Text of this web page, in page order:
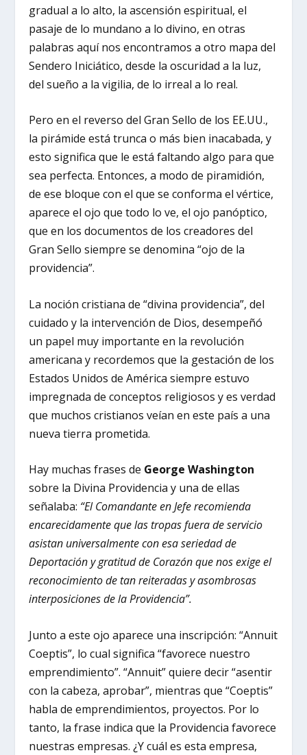
gradual a lo alto, la ascensión espiritual, el
pasaje de lo mundano a lo divino, en otras
palabras aquí nos encontramos a otro mapa del
Sendero Iniciático, desde la oscuridad a la luz,
del sueño a la vigilia, de lo irreal a lo real.
Pero en el reverso del Gran Sello de los EE.UU.,
la pirámide está trunca o más bien inacabada, y
esto significa que le está faltando algo para que
sea perfecta. Entonces, a modo de piramidión,
de ese bloque con el que se conforma el vértice,
aparece el ojo que todo lo ve, el ojo panóptico,
que en los documentos de los creadores del
Gran Sello siempre se denomina “ojo de la
providencia”.
La noción cristiana de “divina providencia”, del
cuidado y la intervención de Dios, desempeñó
un papel muy importante en la revolución
americana y recordemos que la gestación de los
Estados Unidos de América siempre estuvo
impregnada de conceptos religiosos y es verdad
que muchos cristianos veían en este país a una
nueva tierra prometida.
Hay muchas frases de George Washington
sobre la Divina Providencia y una de ellas
señalaba: “El Comandante en Jefe recomienda
encarecidamente que las tropas fuera de servicio
asistan universalmente con esa seriedad de
Deportación y gratitud de Corazón que nos exige el
reconocimiento de tan reiteradas y asombrosas
interposiciones de la Providencia”.
Junto a este ojo aparece una inscripción: “Annuit
Coeptis”, lo cual significa “favorece nuestro
emprendimiento”. “Annuit” quiere decir “asentir
con la cabeza, aprobar”, mientras que “Coeptis”
habla de emprendimientos, proyectos. Por lo
tanto, la frase indica que la Providencia favorece
nuestras empresas. ¿Y cuál es esta empresa,